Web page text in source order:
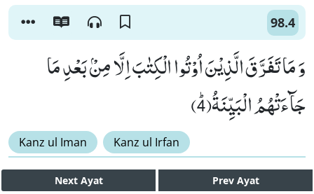
98.4
وَ مَا تَفَرَّقَ الَّذِیْنَ اُوْتُوا الْكِتٰبَ اِلَّا مِنْۢ بَعْدِ مَا
جَآءَتْهُمُ الْبَیِّنَةُﭤ(4)
Kanz ul Iman Kanz ul Irfan
Next Ayat Prev Ayat